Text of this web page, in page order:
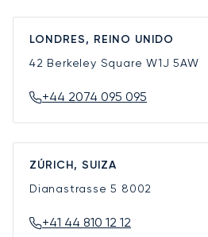
LONDRES, REINO UNIDO
42 Berkeley SquareW1J 5AW
+44 2074 095 095
ZÚRICH, SUIZA
Dianastrasse 5 8002
+41 44 810 12 12